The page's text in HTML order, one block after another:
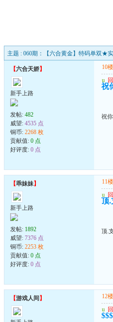
主题 : 060期：【六合黄金】特码单双★实
【六合天娇】
新手上路
发帖: 482
威望: 4535 点
铜币: 2268 枚
贡献值: 0 点
好评度: 0 点
10楼
u
祝
祝
【乖妹妹】
新手上路
发帖: 1892
威望: 7376 点
铜币: 2253 枚
贡献值: 0 点
好评度: 0 点
11楼
u
顶.
顶.
【游戏人间 】 12楼
u